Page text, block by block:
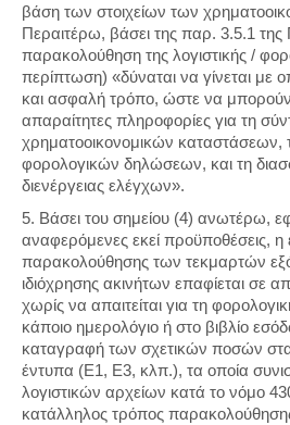
βάση των στοιχείων των
Περαιτέρω, βάσει της παρ. 3.5.1
παρακολούθηση της λογιστικής /
περίπτωση) «δύναται να γίνεται με
και ασφαλή τρόπο, ώστε να
απαραίτητες πληροφορίες για τη
χρηματοοικονομικών καταστάσεων,
φορολογικών δηλώσεων, και τη
διενέργειας ελέγχων».
5. Βάσει του σημείου (4) ανωτέρω,
αναφερόμενες εκεί προϋποθέσεις, η
παρακολούθησης των τεκμαρτών
ιδιόχρησης ακινήτων επαφίεται σε
χωρίς να απαιτείται για τη
κάποιο ημερολόγιο ή στο βιβλίο
καταγραφή των σχετικών ποσών
έντυπα (Ε1, Ε3, κλπ.), τα οποία
λογιστικών αρχείων κατά το νόμο
κατάλληλος τρόπος